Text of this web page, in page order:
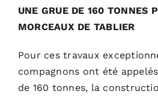
UNE GRUE DE 160 TONNES
MORCEAUX DE TABLIER
Pour ces travaux
compagnons ont été
de 160 tonnes, la